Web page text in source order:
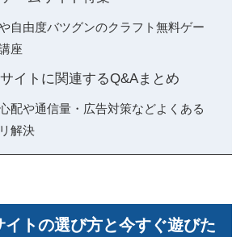
自由度バツグンのクラフト無料ゲー
座
イトに関連するQ&Aまとめ
配や通信量・広告対策などよくある
解決
イトの選び方と今すぐ遊びた